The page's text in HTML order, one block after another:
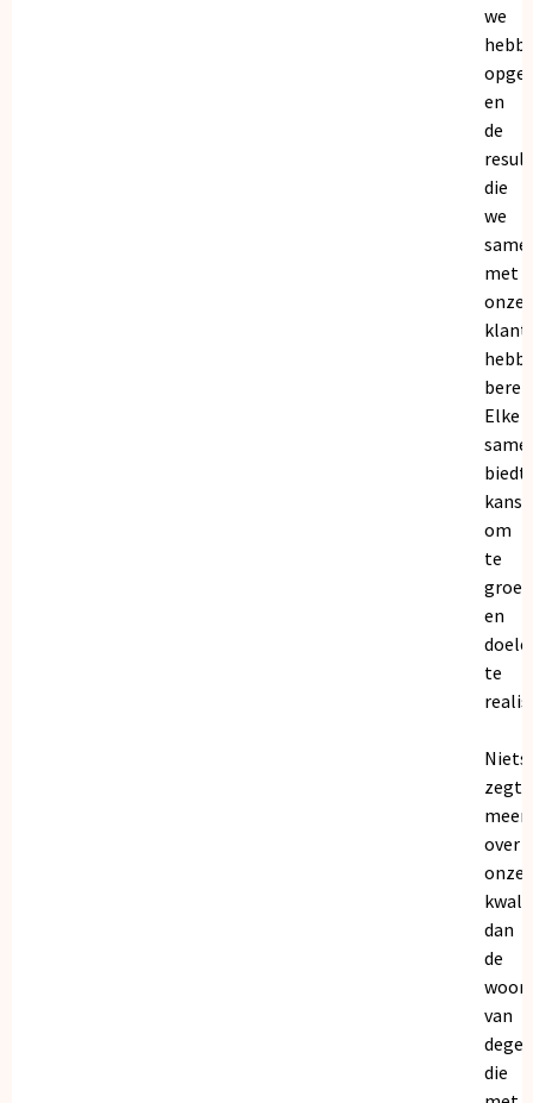
we
en
de
die
we
met
onze
Elke
biedt
om
te
en
te
Niets
zegt
meer
over
onze
dan
de
van
die